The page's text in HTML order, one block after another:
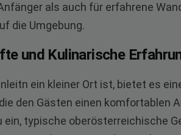
als auch für erfahrene
die Umgebung.
und Kulinarische
ein kleiner Ort ist, bietet es
den Gästen einen komfortablen
ein, typische oberösterreichische